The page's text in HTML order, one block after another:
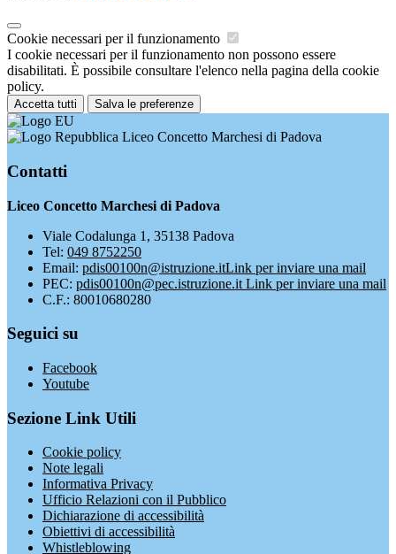
Cookie necessari per il funzionamento
I cookie necessari per il funzionamento non possono essere
disabilitati. È possibile consultare l'elenco nella pagina della cookie
policy.
Accetta tutti Salva le preferenze
Liceo Concetto Marchesi di Padova
Contatti
Liceo Concetto Marchesi di Padova
Viale Codalunga 1, 35138 Padova
Tel: 049 8752250
Email: pdis00100n@istruzione.itLink per inviare una mail
PEC: pdis00100n@pec.istruzione.it Link per inviare una mail
C.F.: 80010680280
Seguici su
Facebook
Youtube
Sezione Link Utili
Cookie policy
Note legali
Informativa Privacy
Ufficio Relazioni con il Pubblico
Dichiarazione di accessibilità
Obiettivi di accessibilità
Whistleblowing